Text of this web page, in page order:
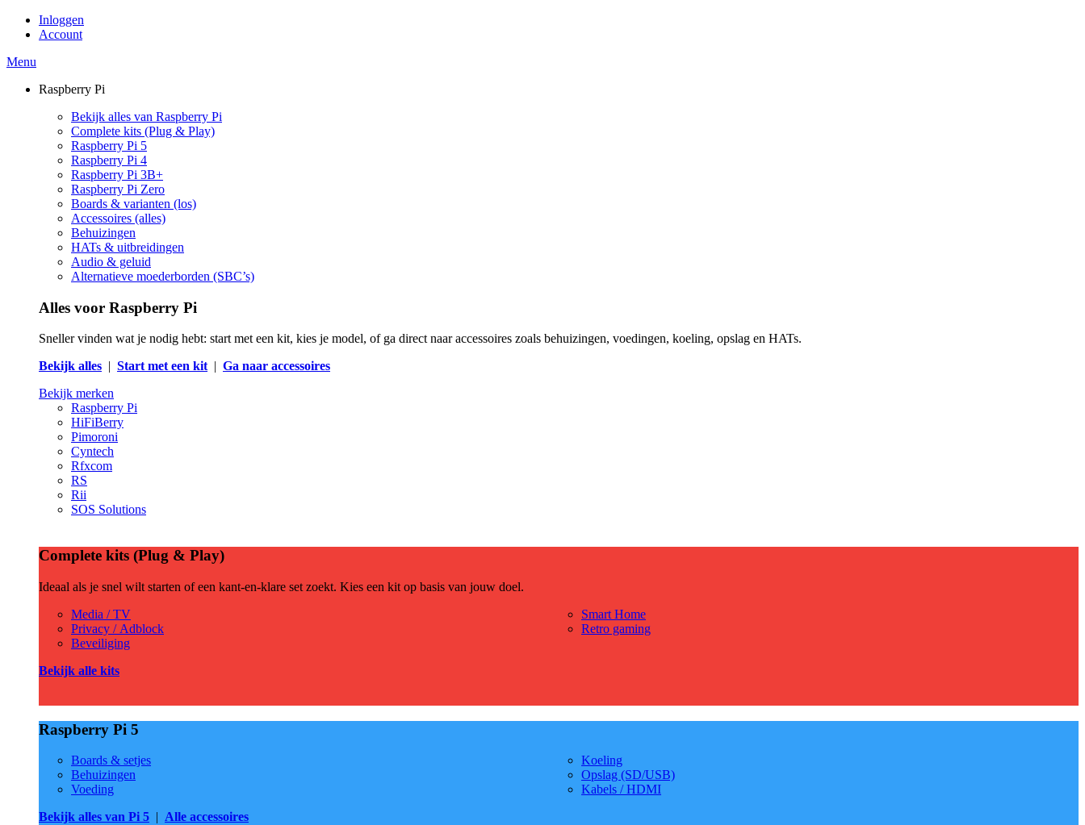
Inloggen
Account
Menu
Raspberry Pi
Bekijk alles van Raspberry Pi
Complete kits (Plug & Play)
Raspberry Pi 5
Raspberry Pi 4
Raspberry Pi 3B+
Raspberry Pi Zero
Boards & varianten (los)
Accessoires (alles)
Behuizingen
HATs & uitbreidingen
Audio & geluid
Alternatieve moederborden (SBC’s)
Alles voor Raspberry Pi
Sneller vinden wat je nodig hebt: start met een kit, kies je model, of ga direct naar accessoires zoals behuizingen, voedingen, koeling, opslag en HATs.
Bekijk alles | Start met een kit| Ga naar accessoires
Bekijk merken
Raspberry Pi
HiFiBerry
Pimoroni
Cyntech
Rfxcom
RS
Rii
SOS Solutions
Complete kits (Plug & Play)
Ideaal als je snel wilt starten of een kant-en-klare set zoekt. Kies een kit op basis van jouw doel.
Media / TV
Privacy / Adblock
Beveiliging
Smart Home
Retro gaming
Bekijk alle kits
Raspberry Pi 5
Boards & setjes
Behuizingen
Voeding
Koeling
Opslag (SD/USB)
Kabels / HDMI
Bekijk alles van Pi 5 | Alle accessoires